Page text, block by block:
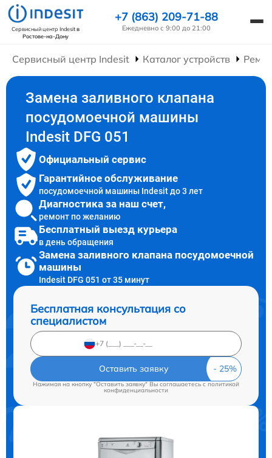
Сервисный центр Indesitв
Ростове-на-Дону
+7 (863) 209-71-88
Ежедневно с 9:00 до 21:00
Сервисный центр Indesit Каталог устройств
Замена заливного клапана
посудомоечной машины
Indesit DFG 051
Официальный сервис
Гарантийное обслуживание
посудомоечной машины Indesit до 3 лет
Диагностика за наш счет,
ремонт по желанию
Бесплатный выезд курьера
в день обращения
Замена заливного клапана посудомоечной
машины
Indesit DFG 051 от 35 минут
Бесплатная консультация со
специалистом
Оставить заявку
Нажимая на кнопку "Оставить заявку" Вы соглашаетесь cполитикой
конфиденциальности